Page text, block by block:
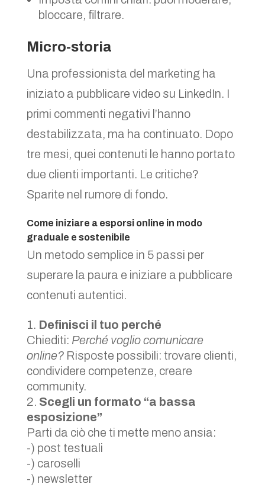
bloccare, filtrare.
Micro-storia
Una professionista del marketing ha
iniziato a pubblicare video su LinkedIn. I
primi commenti negativi l’hanno
destabilizzata, ma ha continuato. Dopo
tre mesi, quei contenuti le hanno portato
due clienti importanti. Le critiche?
Sparite nel rumore di fondo.
Come iniziare a esporsi online in modo
graduale e sostenibile
Un metodo semplice in 5 passi per
superare la paura e iniziare a pubblicare
contenuti autentici.
Definisci il tuo perché
Chiediti: Perché voglio comunicare
online?Risposte possibili: trovare clienti,
condividere competenze, creare
community.
Scegli un formato “a bassa
esposizione”
Parti da ciò che ti mette meno ansia:
-) post testuali
-) caroselli
-) newsletter